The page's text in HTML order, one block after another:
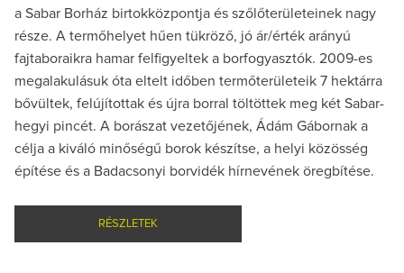
a Sabar Borház birtokközpontja és szőlőterületeinek nagy
része. A termőhelyet hűen tükröző, jó ár/érték arányú
fajtaboraikra hamar felfigyeltek a borfogyasztók. 2009-es
megalakulásuk óta eltelt időben termőterületeik 7 hektárra
bővültek, felújítottak és újra borral töltöttek meg két Sabar-
hegyi pincét. A borászat vezetőjének, Ádám Gábornak a
célja a kiváló minőségű borok készítse, a helyi közösség
építése és a Badacsonyi borvidék hírnevének öregbítése.
RÉSZLETEK